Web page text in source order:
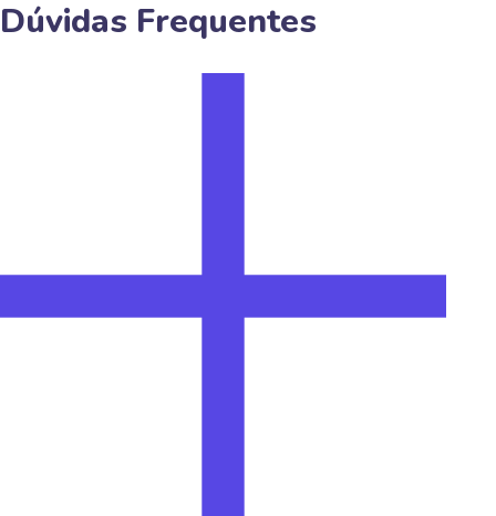
Dúvidas Frequentes